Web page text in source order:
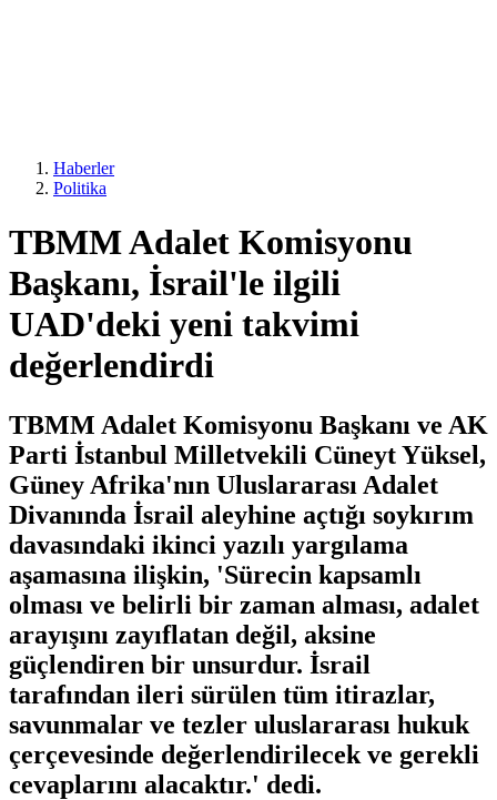
Haberler
Politika
TBMM Adalet Komisyonu
Başkanı, İsrail'le ilgili
UAD'deki yeni takvimi
değerlendirdi
TBMM Adalet Komisyonu Başkanı ve AK
Parti İstanbul Milletvekili Cüneyt Yüksel,
Güney Afrika'nın Uluslararası Adalet
Divanında İsrail aleyhine açtığı soykırım
davasındaki ikinci yazılı yargılama
aşamasına ilişkin, 'Sürecin kapsamlı
olması ve belirli bir zaman alması, adalet
arayışını zayıflatan değil, aksine
güçlendiren bir unsurdur. İsrail
tarafından ileri sürülen tüm itirazlar,
savunmalar ve tezler uluslararası hukuk
çerçevesinde değerlendirilecek ve gerekli
cevaplarını alacaktır.' dedi.